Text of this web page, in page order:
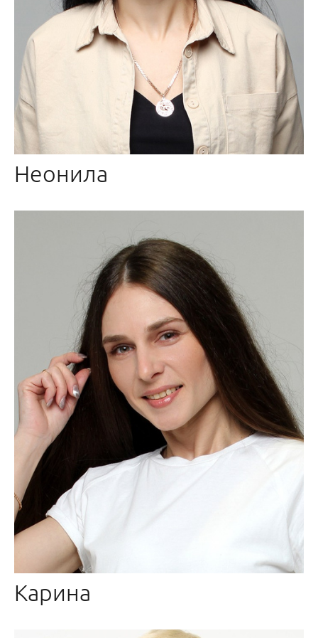
Неонила
Карина